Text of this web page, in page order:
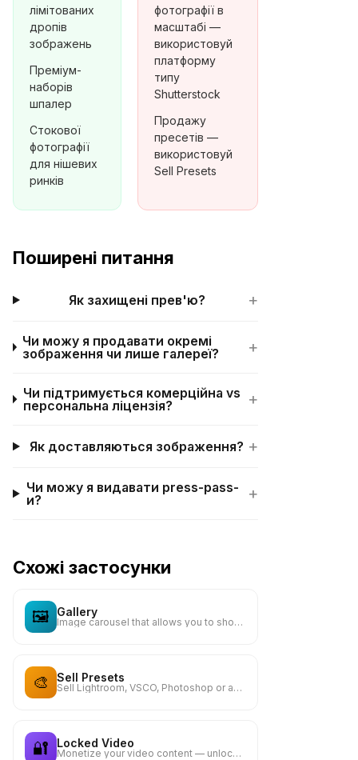
лімітованих
дропів
зображень
Преміум-
наборів
шпалер
Стокової
фотографії
для нішевих
ринків
фотографії в
масштабі —
використовуй
платформу
типу
Shutterstock
Продажу
пресетів —
використовуй
Sell Presets
Поширені питання
Як захищені прев'ю? +
Чи можу я продавати окремі
зображення чи лише галереї?
+
Чи підтримується комерційна vs
персональна ліцензія?
+
Як доставляються зображення? +
Чи можу я видавати press-pass-
и?
+
Схожі застосунки
🖼️ Gallery
Image carousel that allows you to showcase your images content
🎨 Sell Presets
Sell Lightroom, VSCO, Photoshop or any other presets
🔐 Locked Video
Monetize your video content — unlock after payment or email